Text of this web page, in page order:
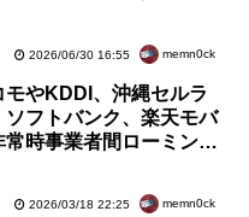
2026/06/30 16:55 memn0ck
モやKDDI、沖縄セルラ
ソフトバンク、楽天モバ
常時事業者間ローミング
2026/03/18 22:25 memn0ck